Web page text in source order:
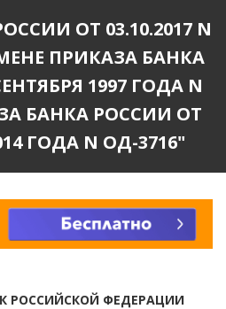
ОТ 03.10.2017 N
ПРИКАЗА БАНКА
1997 ГОДА N
БАНКА РОССИИ ОТ
ГОДА N ОД-3716"
РОССИЙСКОЙ ФЕДЕРАЦИИ